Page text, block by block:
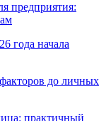
предприятия:
года начала
до личных
практичный